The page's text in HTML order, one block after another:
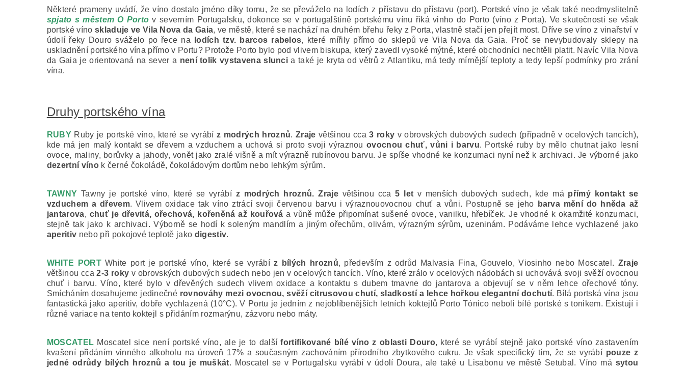
Některé prameny uvádí, že víno dostalo jméno díky tomu, že se převáželo na lodích z přístavu do přístavu (port). Portské víno je však také neodmyslitelně
spjato s městem O Porto v severním Portugalsku, dokonce se v portugalštině portskému vínu říká vinho do Porto (víno z Porta). Ve skutečnosti se však
portské víno skladuje ve Vila Nova da Gaia, ve městě, které se nachází na druhém břehu řeky z Porta, vlastně stačí jen přejít most. Dříve se víno z vinařství v
údolí řeky Douro sváželo po řece na
lodích tzv. barcos rabelos, které mířily přímo do sklepů ve Vila Nova da Gaia. Proč se nevybudovaly sklepy na
uskladnění portského vína přímo v Portu? Protože Porto bylo pod vlivem biskupa, který zavedl vysoké mýtné, které obchodníci nechtěli platit. Navíc Vila Nova
da Gaia je orientovaná na sever a není tolik vystavena slunci a také je kryta od větrů z Atlantiku, má tedy mírnější teploty a tedy lepší podmínky pro zrání
vína.
Druhy portského vína
RUBY Ruby je portské víno, které se vyrábíz modrých hroznů. Zraje většinou cca3 roky v obrovských dubových sudech (případně v ocelových tancích),
kde má jen malý kontakt se dřevem a vzduchem a uchová si proto svoji výraznouovocnou chuť, vůni i barvu. Portské ruby by mělo chutnat jako lesní
ovoce, maliny, borůvky a jahody, vonět jako zralé višně a mít výrazně rubínovou barvu. Je spíše vhodné ke konzumaci nyní než k archivaci. Je výborné jako
dezertní vínok černé čokoládě, čokoládovým dortům nebo lehkým sýrům.
TAWNY Tawny je portské víno, které se vyrábí z modrých hroznů. Zrajevětšinou cca5 let v menších dubových sudech, kde má přímý kontakt se
vzduchem a dřevem. Vlivem oxidace tak víno ztrácí svoji červenou barvu i výraznouovocnou chuť a vůni. Postupně se jeho
barva mění do hněda až
jantarova, chuť je dřevitá, ořechová, kořeněná až kouřová a vůně může připomínat sušené ovoce, vanilku, hřebíček. Je vhodné k okamžité konzumaci,
stejně tak jako k archivaci. Výborně se hodí k soleným mandlím a jiným ořechům, olivám, výrazným sýrům, uzeninám. Podáváme lehce vychlazené jako
aperitiv nebo při pokojové teplotě jako digestiv.
WHITE PORT White port je portské víno, které se vyrábíz bílých hroznů, především z odrůd Malvasia Fina, Gouvelo, Viosinho nebo Moscatel. Zraje
většinou cca2-3 roky v obrovských dubových sudech nebo jen v ocelových tancích. Víno, které zrálo v ocelových nádobách si uchovává svoji svěží ovocnou
chuť i barvu. Víno, které bylo v dřevěných sudech vlivem oxidace a kontaktu s dubem tmavne do jantarova a objevují se v něm lehce ořechové tóny.
Smícháním dosahujeme jedinečné rovnováhy mezi ovocnou, svěží citrusovou chutí, sladkostí a lehce hořkou elegantní dochutí. Bílá portská vína jsou
fantastická jako aperitiv, dobře vychlazená (10°C). V Portu je jedním z nejoblíbenějších letních koktejlů Porto Tónico neboli bílé portské s tonikem. Existují i
různé variace na tento koktejl s přidáním rozmarýnu, zázvoru nebo máty.
MOSCATEL Moscatel sice není portské víno, ale je to dalšífortifikované bílé víno z oblasti Douro, které se vyrábí stejně jako portské víno zastavením
kvašení přidáním vinného alkoholu na úroveň 17% a současným zachováním přírodního zbytkového cukru. Je však specifický tím, že se vyrábí pouze z
jedné odrůdy bílých hroznů a tou je muškát. Moscatel se v Portugalsku vyrábí v údolí Doura, ale také u Lisabonu ve městě Setubal. Víno má sytou